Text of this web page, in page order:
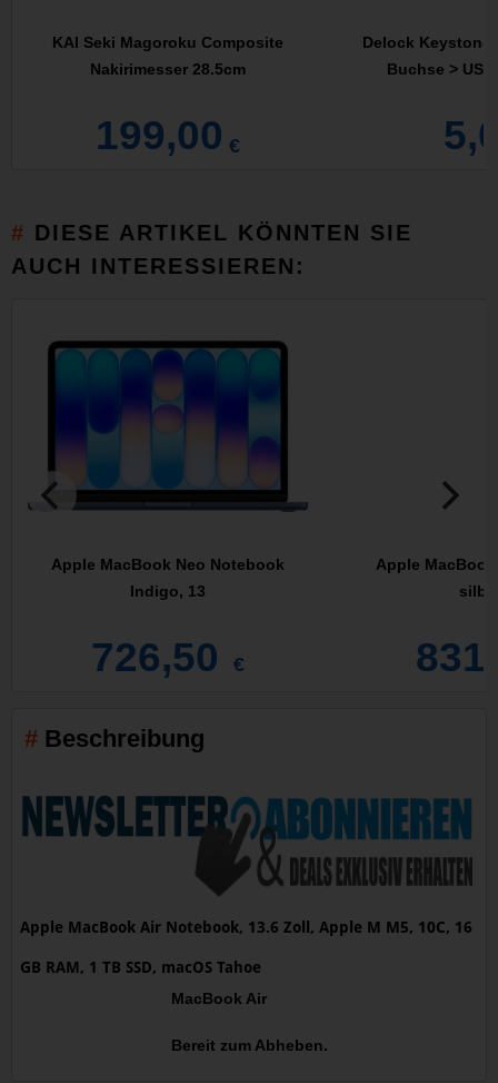
KAI Seki Magoroku Composite
Nakirimesser 28.5cm
199,00 €
Delock Keystone
Buchse >
DIESE ARTIKEL KÖNNTEN SIE
AUCH INTERESSIEREN:
Apple MacBook Neo Notebook
Indigo, 13
726,50 €
Apple
Beschreibung
Apple MacBook Air Notebook, 13.6 Zoll, Apple M M5, 10C, 16
GB RAM, 1 TB SSD, macOS Tahoe
MacBook Air
Bereit zum Abheben.